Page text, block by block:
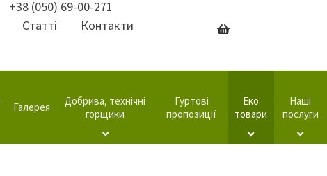
Статті Контакти
+38 (050) 69-00-271
Галерея
Добрива, технічні
горщики
Гуртові
пропозиції
Еко
товари
Наші
послуги